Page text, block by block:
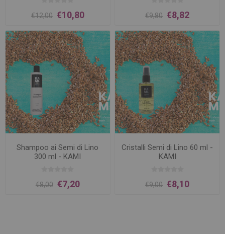
€12,00 €10,80 €9,80 €8,82
Shampoo ai Semi di Lino
300 ml - KAMI
€8,00 €7,20
Cristalli Semi di Lino 60 ml -
KAMI
€9,00 €8,10